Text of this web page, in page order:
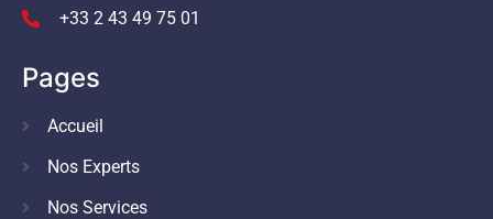
+33 2 43 49 75 01
Pages
Accueil
Nos Experts
Nos Services